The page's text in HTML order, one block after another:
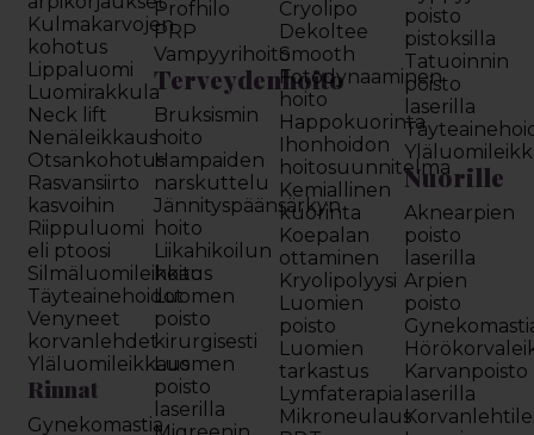
Kulmakarvojen
kohotus
Lippaluomi
Luomirakkula
Neck lift
Nenäleikkaus
Otsankohotus
Rasvansiirto
kasvoihin
Riippuluomi
eli ptoosi
Silmäluomileikkaus
Täyteainehoidot
Venyneet
korvanlehdet
Yläluomileikkaus
Rinnat
Gynekomastia
Profhilo
PRP
Vampyyrihoito
Terveydenhoito
Bruksismin
hoito
Hampaiden
narskuttelu
Jännityspäänsärkyn
hoito
Liikahikoilun
hoito
Luomen
poisto
kirurgisesti
Luomen
poisto
laserilla
Cryolipo
Dekoltee
Smooth
Fotodynaaminen
hoito
Happokuorinta
Ihonhoidon
hoitosuunnitelma
Kemiallinen
kuorinta
Koepalan
ottaminen
Kryolipolyysi
Luomien
poisto
Luomien
tarkastus
Lymfaterapia
Mikroneulaus
poisto
pistoksilla
Tatuoinnin
poisto
laserilla
Nuorille
Aknearpien
poisto
laserilla
Arpien
poisto
Karvanpoisto
laserilla